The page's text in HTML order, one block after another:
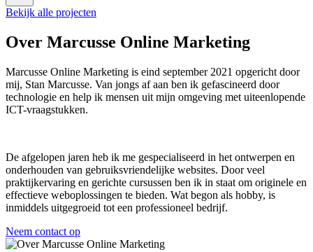
Bekijk alle projecten
Over Marcusse Online Marketing
Marcusse Online Marketing is eind september 2021 opgericht door
mij, Stan Marcusse. Van jongs af aan ben ik gefascineerd door
technologie en help ik mensen uit mijn omgeving met uiteenlopende
ICT-vraagstukken.
De afgelopen jaren heb ik me gespecialiseerd in het ontwerpen en
onderhouden van gebruiksvriendelijke websites. Door veel
praktijkervaring en gerichte cursussen ben ik in staat om originele en
effectieve weboplossingen te bieden. Wat begon als hobby, is
inmiddels uitgegroeid tot een professioneel bedrijf.
Neem contact op